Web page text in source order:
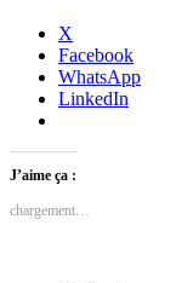
X
Facebook
WhatsApp
LinkedIn
J’aime ça :
chargement…